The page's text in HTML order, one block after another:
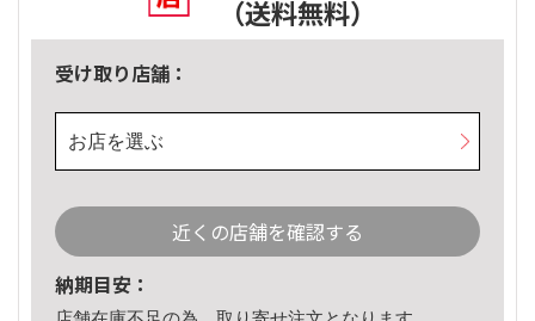
（送料無料）
受け取り店舗：
お店を選ぶ
近くの店舗を確認する
納期目安：